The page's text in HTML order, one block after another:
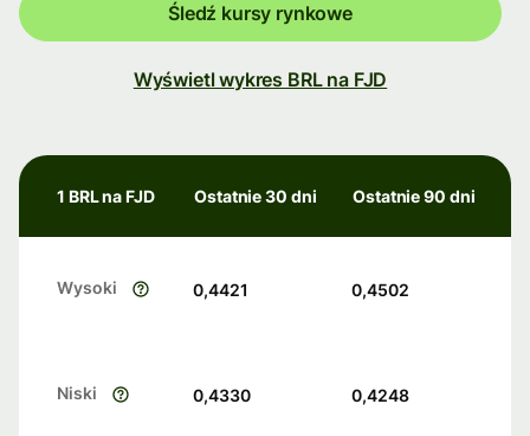
Śledź kursy rynkowe
Wyświetl wykres BRL na FJD
1 BRL na FJD Ostatnie 30 dni Ostatnie 90 dni
Wysoki 0,4421 0,4502
Niski 0,4330 0,4248